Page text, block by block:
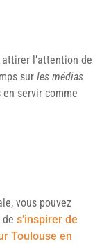
l’attention de
sur les médias
servir comme
vous pouvez
s’inspirer de
Toulouse en